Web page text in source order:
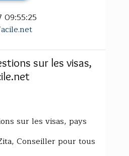
09:55:25
sur les visas,
sur les visas, pays
Conseiller pour tous